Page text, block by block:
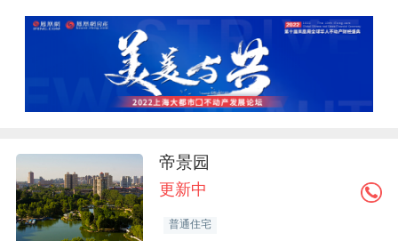
帝景园
更新中
普通住宅